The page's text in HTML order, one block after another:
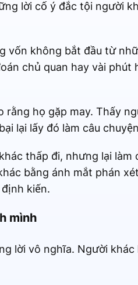
lời cố ý đắc tội người
vốn không bắt đầu từ
chủ quan hay vài phút
họ gặp may. Thấy
lại lấy đó làm câu
thấp đi, nhưng lại
bằng ánh mắt phán
kiến.
mình
lời vô nghĩa. Người